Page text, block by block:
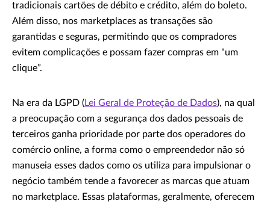
tradicionais cartões de débito e crédito, além do boleto.
Além disso, nos marketplaces as transações são
garantidas e seguras, permitindo que os compradores
evitem complicações e possam fazer compras em "um
clique”.
Na era da LGPD (Lei Geral de Proteção de Dados), na qual
a preocupação com a segurança dos dados pessoais de
terceiros ganha prioridade por parte dos operadores do
comércio online, a forma como o empreendedor não só
manuseia esses dados como os utiliza para impulsionar o
negócio também tende a favorecer as marcas que atuam
no marketplace. Essas plataformas, geralmente, oferecem